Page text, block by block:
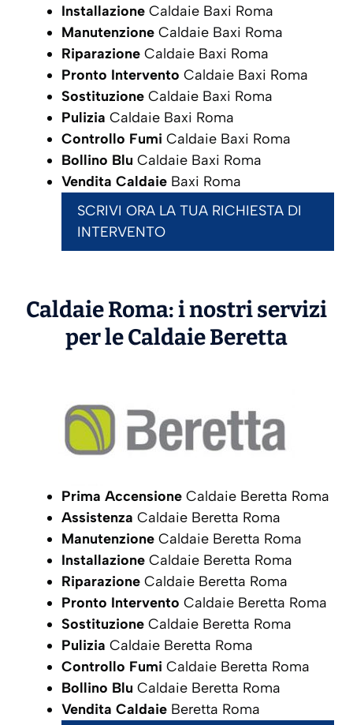
Installazione Caldaie Baxi Roma
Manutenzione Caldaie Baxi Roma
Riparazione Caldaie Baxi Roma
Pronto Intervento Caldaie Baxi Roma
Sostituzione Caldaie Baxi Roma
Pulizia Caldaie Baxi Roma
Controllo Fumi Caldaie Baxi Roma
Bollino Blu Caldaie Baxi Roma
Vendita Caldaie Baxi Roma
SCRIVI ORA LA TUA RICHIESTA DI
INTERVENTO
Caldaie Roma: i nostri servizi
per le CaldaieBeretta
Prima Accensione Caldaie Beretta Roma
Assistenza Caldaie Beretta Roma
Manutenzione Caldaie Beretta Roma
Installazione Caldaie Beretta Roma
Riparazione Caldaie Beretta Roma
Pronto Intervento Caldaie Beretta Roma
Sostituzione Caldaie Beretta Roma
Pulizia Caldaie Beretta Roma
Controllo Fumi Caldaie Beretta Roma
Bollino Blu Caldaie Beretta Roma
Vendita Caldaie Beretta Roma